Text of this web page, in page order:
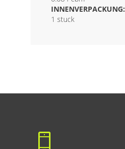
INNENVERPACKUNG:
1 stuck